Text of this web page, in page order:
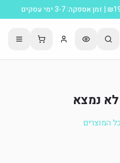
נמצא
המוצרים